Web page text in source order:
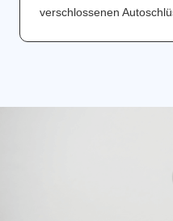
verschlossenen